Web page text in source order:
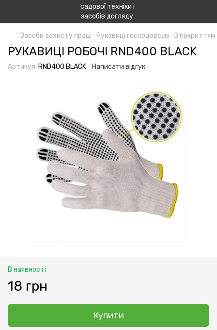
Засоби захисту праці Рукавиці господарські З покриттям
РУКАВИЦІ РОБОЧІ RND400 BLACK
Артикул: RND400 BLACK Написати відгук
В наявності
18 грн
Купити